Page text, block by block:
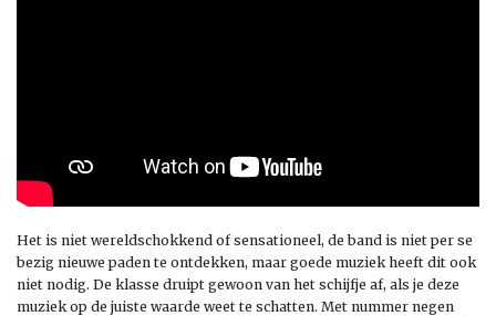
Het is niet wereldschokkend of sensationeel, de band is niet per se
bezig nieuwe paden te ontdekken, maar goede muziek heeft dit ook
niet nodig. De klasse druipt gewoon van het schijfje af, als je deze
muziek op de juiste waarde weet te schatten. Met nummer negen